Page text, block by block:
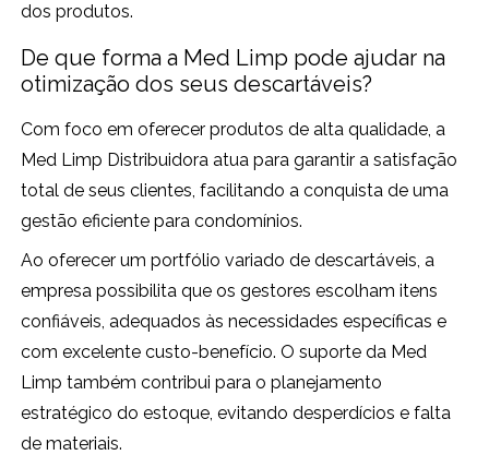
dos produtos.
De que forma a Med Limp pode ajudar na
otimização dos seus descartáveis?
Com foco em oferecer produtos de alta qualidade, a
Med Limp Distribuidora atua para garantir a satisfação
total de seus clientes, facilitando a conquista de uma
gestão eficiente para condomínios.
Ao oferecer um portfólio variado de descartáveis, a
empresa possibilita que os gestores escolham itens
confiáveis, adequados às necessidades específicas e
com excelente custo-benefício. O suporte da Med
Limp também contribui para o planejamento
estratégico do estoque, evitando desperdícios e falta
de materiais.